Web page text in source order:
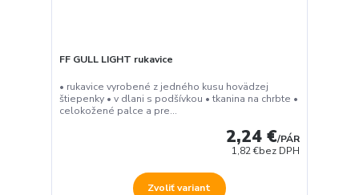
FF GULL LIGHT rukavice
• rukavice vyrobené z jedného kusu hovädzej
štiepenky • v dlani s podšívkou • tkanina na chrbte •
celokožené palce a pre...
2,24 €/PÁR
1,82 €bez DPH
Zvoliť variant